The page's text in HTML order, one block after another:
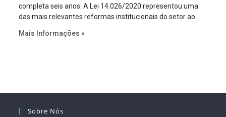
completa seis anos. A Lei 14.026/2020 representou uma
das mais relevantes reformas institucionais do setor ao
serviços, ampliar a participação da iniciativa privada,
Mais Informações »
Sobre Nós